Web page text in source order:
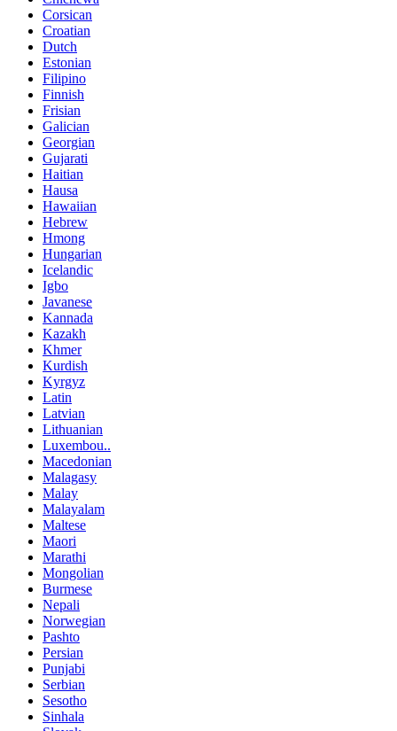
Corsican
Croatian
Dutch
Estonian
Filipino
Finnish
Frisian
Galician
Georgian
Gujarati
Haitian
Hausa
Hawaiian
Hebrew
Hmong
Hungarian
Icelandic
Igbo
Javanese
Kannada
Kazakh
Khmer
Kurdish
Kyrgyz
Latin
Latvian
Lithuanian
Luxembou..
Macedonian
Malagasy
Malay
Malayalam
Maltese
Maori
Marathi
Mongolian
Burmese
Nepali
Norwegian
Pashto
Persian
Punjabi
Serbian
Sesotho
Sinhala